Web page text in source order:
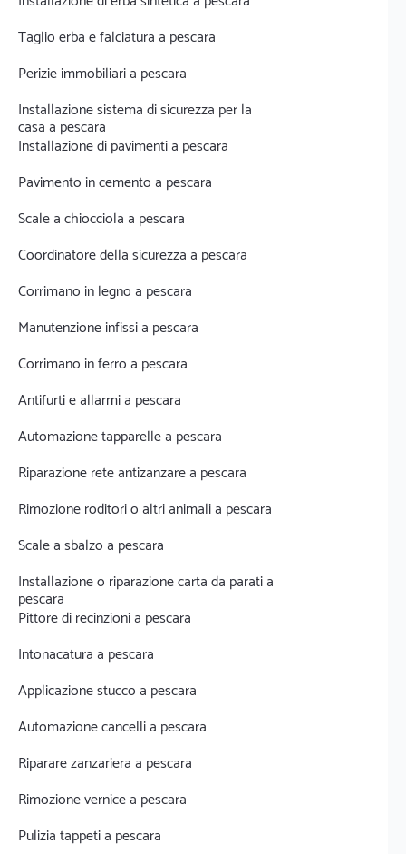
Taglio erba e falciatura a pescara
Perizie immobiliari a pescara
Installazione sistema di sicurezza per la
casa a pescara
Installazione di pavimenti a pescara
Pavimento in cemento a pescara
Scale a chiocciola a pescara
Coordinatore della sicurezza a pescara
Corrimano in legno a pescara
Manutenzione infissi a pescara
Corrimano in ferro a pescara
Antifurti e allarmi a pescara
Automazione tapparelle a pescara
Riparazione rete antizanzare a pescara
Rimozione roditori o altri animali a pescara
Scale a sbalzo a pescara
Installazione o riparazione carta da parati a
pescara
Pittore di recinzioni a pescara
Intonacatura a pescara
Applicazione stucco a pescara
Automazione cancelli a pescara
Riparare zanzariera a pescara
Rimozione vernice a pescara
Pulizia tappeti a pescara